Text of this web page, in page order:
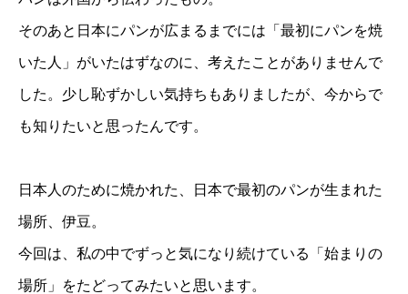
そのあと日本にパンが広まるまでには「最初にパンを焼
いた人」がいたはずなのに、考えたことがありませんで
した。少し恥ずかしい気持ちもありましたが、今からで
も知りたいと思ったんです。
日本人のために焼かれた、日本で最初のパンが生まれた
場所、伊豆。
今回は、私の中でずっと気になり続けている「始まりの
場所」をたどってみたいと思います。